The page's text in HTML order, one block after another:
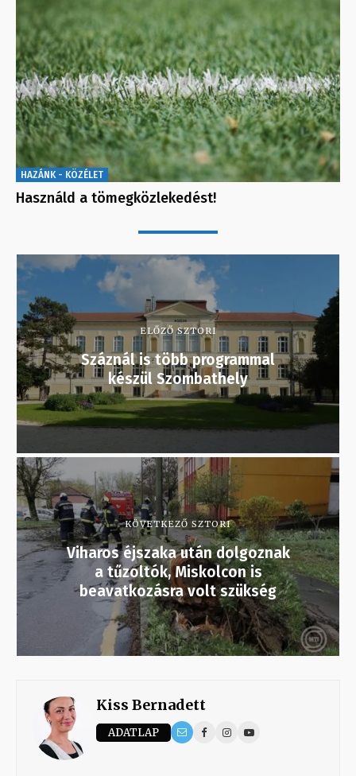
HAZÁNK - KÖZÉLET
Használd a tömegközlekedést!
ELŐZŐ SZTORI
Száznál is több programmal
készül Szombathely
KÖVETKEZŐ SZTORI
Viharos éjszaka után dolgoznak
a tűzoltók, Miskolcon is
beavatkozásra volt szükség
Kiss Bernadett
ADATLAP